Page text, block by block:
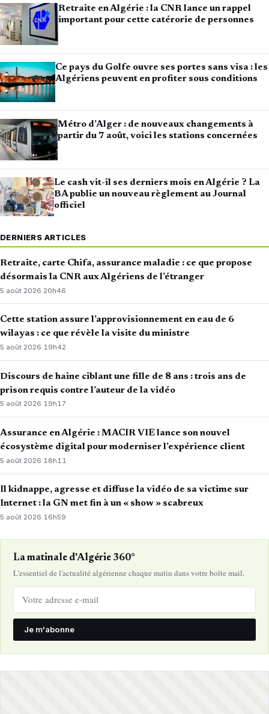
Retraite en Algérie : la CNR lance un rappel
important pour cette catérorie de personnes
Ce pays du Golfe ouvre ses portes sans visa : les
Algériens peuvent en profiter sous conditions
Métro d’Alger : de nouveaux changements à
partir du 7 août, voici les stations concernées
Le cash vit-il ses derniers mois en Algérie ? La
BA publie un nouveau règlement au Journal
officiel
DERNIERS ARTICLES
Retraite, carte Chifa, assurance maladie : ce que propose
désormais la CNR aux Algériens de l’étranger
5 août 2026·20h46
Cette station assure l’approvisionnement en eau de 6
wilayas : ce que révèle la visite du ministre
5 août 2026·19h42
Discours de haine ciblant une fille de 8 ans : trois ans de
prison requis contre l’auteur de la vidéo
5 août 2026·19h17
Assurance en Algérie : MACIR VIE lance son nouvel
écosystème digital pour moderniser l’expérience client
5 août 2026·18h11
Il kidnappe, agresse et diffuse la vidéo de sa victime sur
Internet : la GN met fin à un « show » scabreux
5 août 2026·16h59
La matinale d'Algérie 360°
L'essentiel de l'actualité algérienne chaque matin dans votre boîte mail.
Je m'abonne